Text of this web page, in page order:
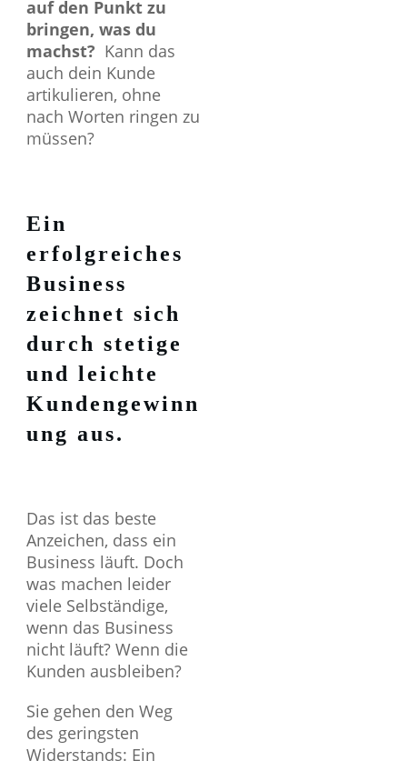
auf den Punkt zu
bringen, was du
machst? Kann das
auch dein Kunde
artikulieren, ohne
nach Worten ringen zu
müssen?
Ein
erfolgreiches
Business
zeichnet sich
durch stetige
und leichte
Kundengewinn
ung aus.
Das ist das beste
Anzeichen, dass ein
Business läuft. Doch
was machen leider
viele Selbständige,
wenn das Business
nicht läuft? Wenn die
Kunden ausbleiben?
Sie gehen den Weg
des geringsten
Widerstands: Ein